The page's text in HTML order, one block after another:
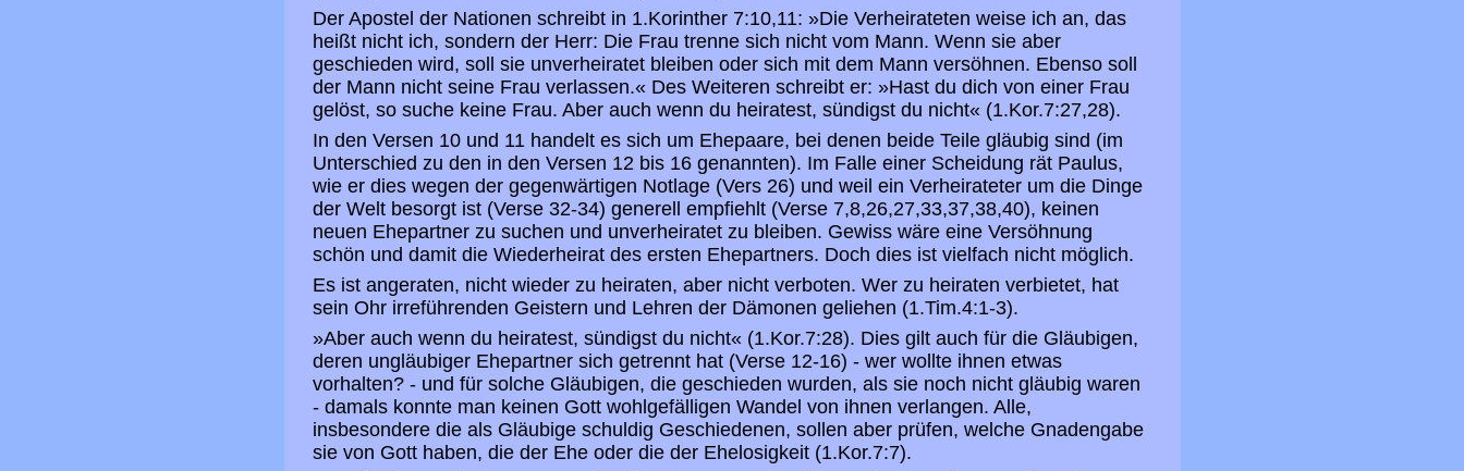
Der Apostel der Nationen schreibt in 1.Korinther 7:10,11: »Die Verheirateten weise ich an, das
heißt nicht ich, sondern der Herr: Die Frau trenne sich nicht vom Mann. Wenn sie aber
geschieden wird, soll sie unverheiratet bleiben oder sich mit dem Mann versöhnen. Ebenso soll
der Mann nicht seine Frau verlassen.« Des Weiteren schreibt er: »Hast du dich von einer Frau
gelöst, so suche keine Frau. Aber auch wenn du heiratest, sündigst du nicht« (1.Kor.7:27,28).
In den Versen 10 und 11 handelt es sich um Ehepaare, bei denen beide Teile gläubig sind (im
Unterschied zu den in den Versen 12 bis 16 genannten). Im Falle einer Scheidung rät Paulus,
wie er dies wegen der gegenwärtigen Notlage (Vers 26) und weil ein Verheirateter um die Dinge
der Welt besorgt ist (Verse 32-34) generell empfiehlt (Verse 7,8,26,27,33,37,38,40), keinen
neuen Ehepartner zu suchen und unverheiratet zu bleiben. Gewiss wäre eine Versöhnung
schön und damit die Wiederheirat des ersten Ehepartners. Doch dies ist vielfach nicht möglich.
Es ist angeraten, nicht wieder zu heiraten, aber nicht verboten. Wer zu heiraten verbietet, hat
sein Ohr irreführenden Geistern und Lehren der Dämonen geliehen (1.Tim.4:1-3).
»Aber auch wenn du heiratest, sündigst du nicht« (1.Kor.7:28). Dies gilt auch für die Gläubigen,
deren ungläubiger Ehepartner sich getrennt hat (Verse 12-16) - wer wollte ihnen etwas
vorhalten? - und für solche Gläubigen, die geschieden wurden, als sie noch nicht gläubig waren
- damals konnte man keinen Gott wohlgefälligen Wandel von ihnen verlangen. Alle,
insbesondere die als Gläubige schuldig Geschiedenen, sollen aber prüfen, welche Gnadengabe
sie von Gott haben, die der Ehe oder die der Ehelosigkeit (1.Kor.7:7).